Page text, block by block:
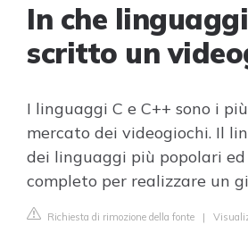
In che
scritto un
I linguaggi C e C++ sono i
mercato dei videogiochi. Il
dei linguaggi più popolari
completo per realizzare un
Richiesta di rimozione della fonte |